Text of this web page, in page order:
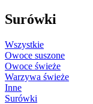
Surówki
Wszystkie
Owoce suszone
Owoce świeże
Warzywa świeże
Inne
Surówki